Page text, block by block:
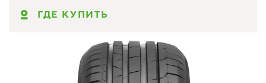
ГДЕ КУПИТЬ